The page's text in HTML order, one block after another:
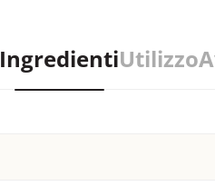
IngredientiUtilizzo